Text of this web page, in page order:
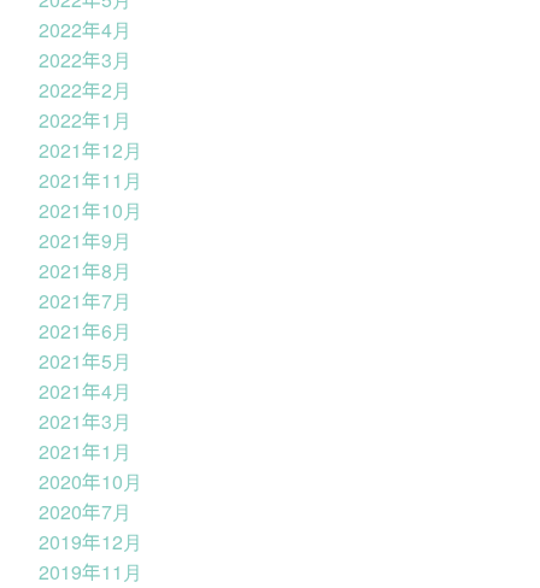
2022年4月
2022年3月
2022年2月
2022年1月
2021年12月
2021年11月
2021年10月
2021年9月
2021年8月
2021年7月
2021年6月
2021年5月
2021年4月
2021年3月
2021年1月
2020年10月
2020年7月
2019年12月
2019年11月